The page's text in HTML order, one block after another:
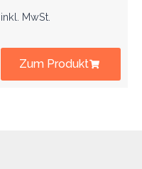
inkl. MwSt.
Zum Produkt